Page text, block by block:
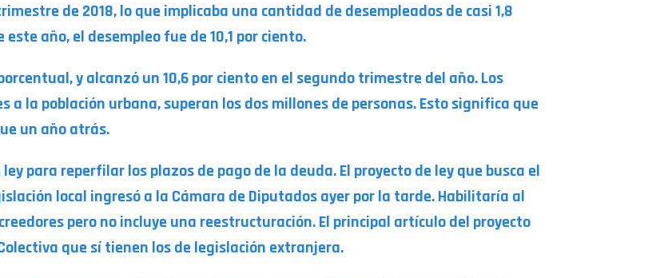
de 2018, lo que implicaba una cantidad de desempleados de casi 1,8
año, el desempleo fue de 10,1 por ciento.
y alcanzó un 10,6 por ciento en el segundo trimestre del año. Los
a la población urbana, superan los dos millones de personas. Esto significa que
un año atrás.
para reperfilar los plazos de pago de la deuda. El proyecto de ley que busca el
local ingresó a la Cámara de Diputados ayer por la tarde. Habilitaría al
pero no incluye una reestructuración. El principal artículo del proyecto
que sí tienen los de legislación extranjera.